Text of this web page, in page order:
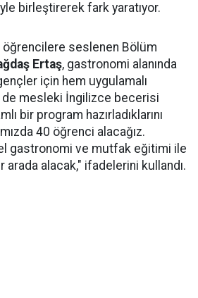
birleştirerek fark yaratıyor.
seslenen Bölüm
Ertaş, gastronomi alanında
için hem uygulamalı
mesleki İngilizce becerisi
bir program hazırladıklarını
40 öğrenci alacağız.
gastronomi ve mutfak eğitimi ile
alacak," ifadelerini kullandı.